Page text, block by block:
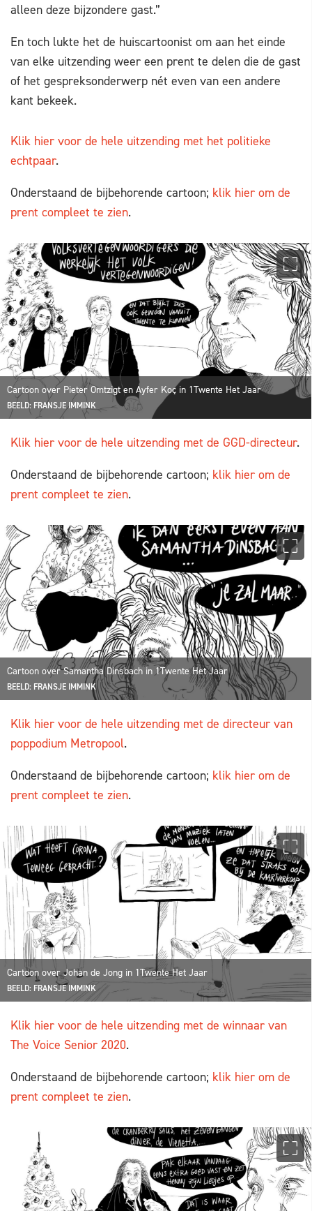
alleen deze bijzondere gast.”
En toch lukte het de huiscartoonist om aan het einde
van elke uitzending weer een prent te delen die de gast
of het gespreksonderwerp nét even van een andere
kant bekeek.
Klik hier voor de hele uitzending met het politieke
echtpaar.
Onderstaand de bijbehorende cartoon; klik hier om de
prent compleet te zien.
Cartoon over Pieter Omtzigt en Ayfer Koç in 1Twente Het Jaar
BEELD: FRANSJE IMMINK
Klik hier voor de hele uitzending met de GGD-directeur.
Onderstaand de bijbehorende cartoon; klik hier om de
prent compleet te zien.
Cartoon over Samantha Dinsbach in 1Twente Het Jaar
BEELD: FRANSJE IMMINK
Klik hier voor de hele uitzending met de directeur van
poppodium Metropool.
Onderstaand de bijbehorende cartoon; klik hier om de
prent compleet te zien.
Cartoon over Johan de Jong in 1Twente Het Jaar
BEELD: FRANSJE IMMINK
Klik hier voor de hele uitzending met de winnaar van
The Voice Senior 2020.
Onderstaand de bijbehorende cartoon; klik hier om de
prent compleet te zien.